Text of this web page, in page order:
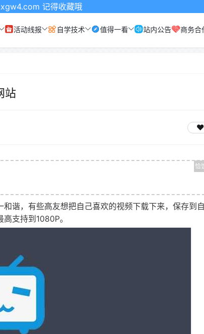
得收藏哦
活动线报 自学技术 值得一看 站内公告 商务合
站
谐，有些高友想把自己喜欢的视频下载下来，保存到
支持到1080P。